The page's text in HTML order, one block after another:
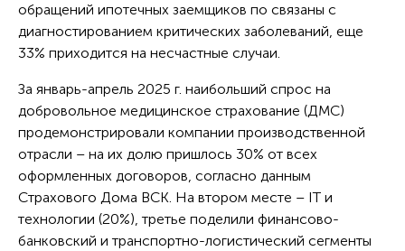
обращений ипотечных заемщиков по связаны с
диагностированием критических заболеваний, еще
33% приходится на несчастные случаи.
За январь-апрель 2025 г. наибольший спрос на
добровольное медицинское страхование (ДМС)
продемонстрировали компании производственной
отрасли – на их долю пришлось 30% от всех
оформленных договоров, согласно данным
Страхового Дома ВСК. На втором месте – IT и
технологии (20%), третье поделили финансово-
банковский и транспортно-логистический сегменты